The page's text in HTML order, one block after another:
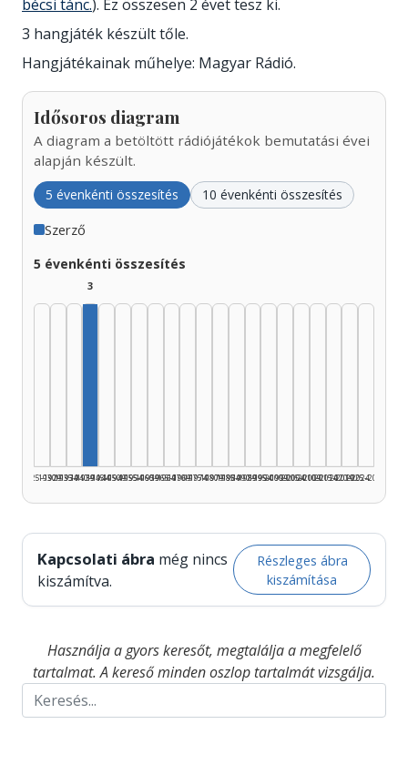
bécsi tánc.). Ez összesen 2 évet tesz ki.
3 hangjáték készült tőle.
Hangjátékainak műhelye: Magyar Rádió.
Idősoros diagram
A diagram a betöltött rádiójátékok bemutatási évei
alapján készült.
5 évenkénti összesítés 10 évenkénti összesítés
Szerző
5 évenkénti összesítés
1925–1929
1930–1934
1935–1939
3
1940–1944
1945–1949
1950–1954
1955–1959
1960–1964
1965–1969
1970–1974
1975–1979
1980–1984
1985–1989
1990–1994
1995–1999
2000–2004
2005–2009
2010–2014
2015–2019
2020–2024
2025–2026
Kapcsolati ábra még nincs
kiszámítva.
Részleges ábra
kiszámítása
Használja a gyors keresőt, megtalálja a megfelelő
tartalmat. A kereső minden oszlop tartalmát vizsgálja.